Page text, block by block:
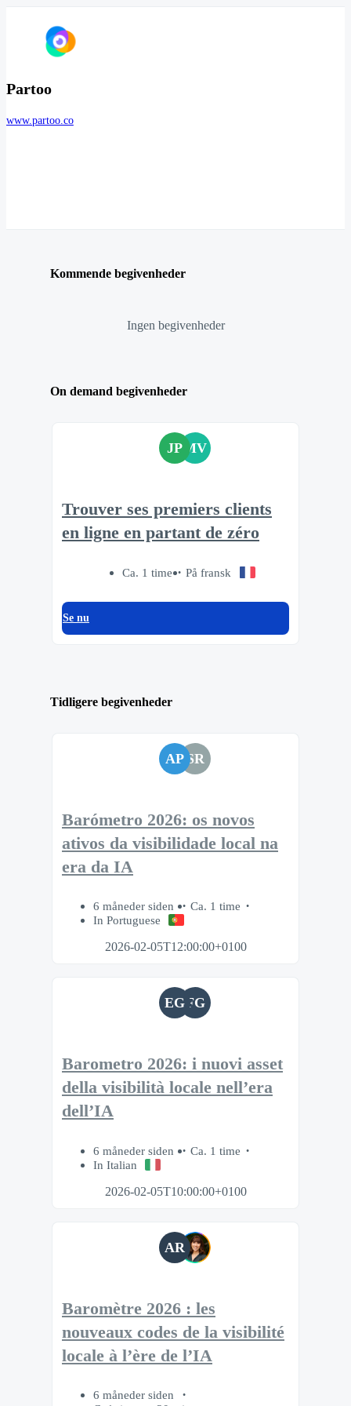
Partoo
www.partoo.co
Kommende begivenheder
Ingen begivenheder
On demand begivenheder
JP MV
Trouver ses premiers clients
en ligne en partant de zéro
Ca. 1 time På fransk
Se nu
Tidligere begivenheder
AP SR
Barómetro 2026: os novos
ativos da visibilidade local na
era da IA
6 måneder siden
Ca. 1 time
In Portuguese
2026-02-05T12:00:00+0100
EG FG
Barometro 2026: i nuovi asset
della visibilità locale nell’era
dell’IA
6 måneder siden
Ca. 1 time
In Italian
2026-02-05T10:00:00+0100
AR
Baromètre 2026 : les
nouveaux codes de la visibilité
locale à l’ère de l’IA
6 måneder siden